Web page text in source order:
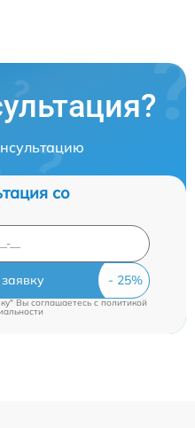
со
Вы соглашаетесь cполитикой